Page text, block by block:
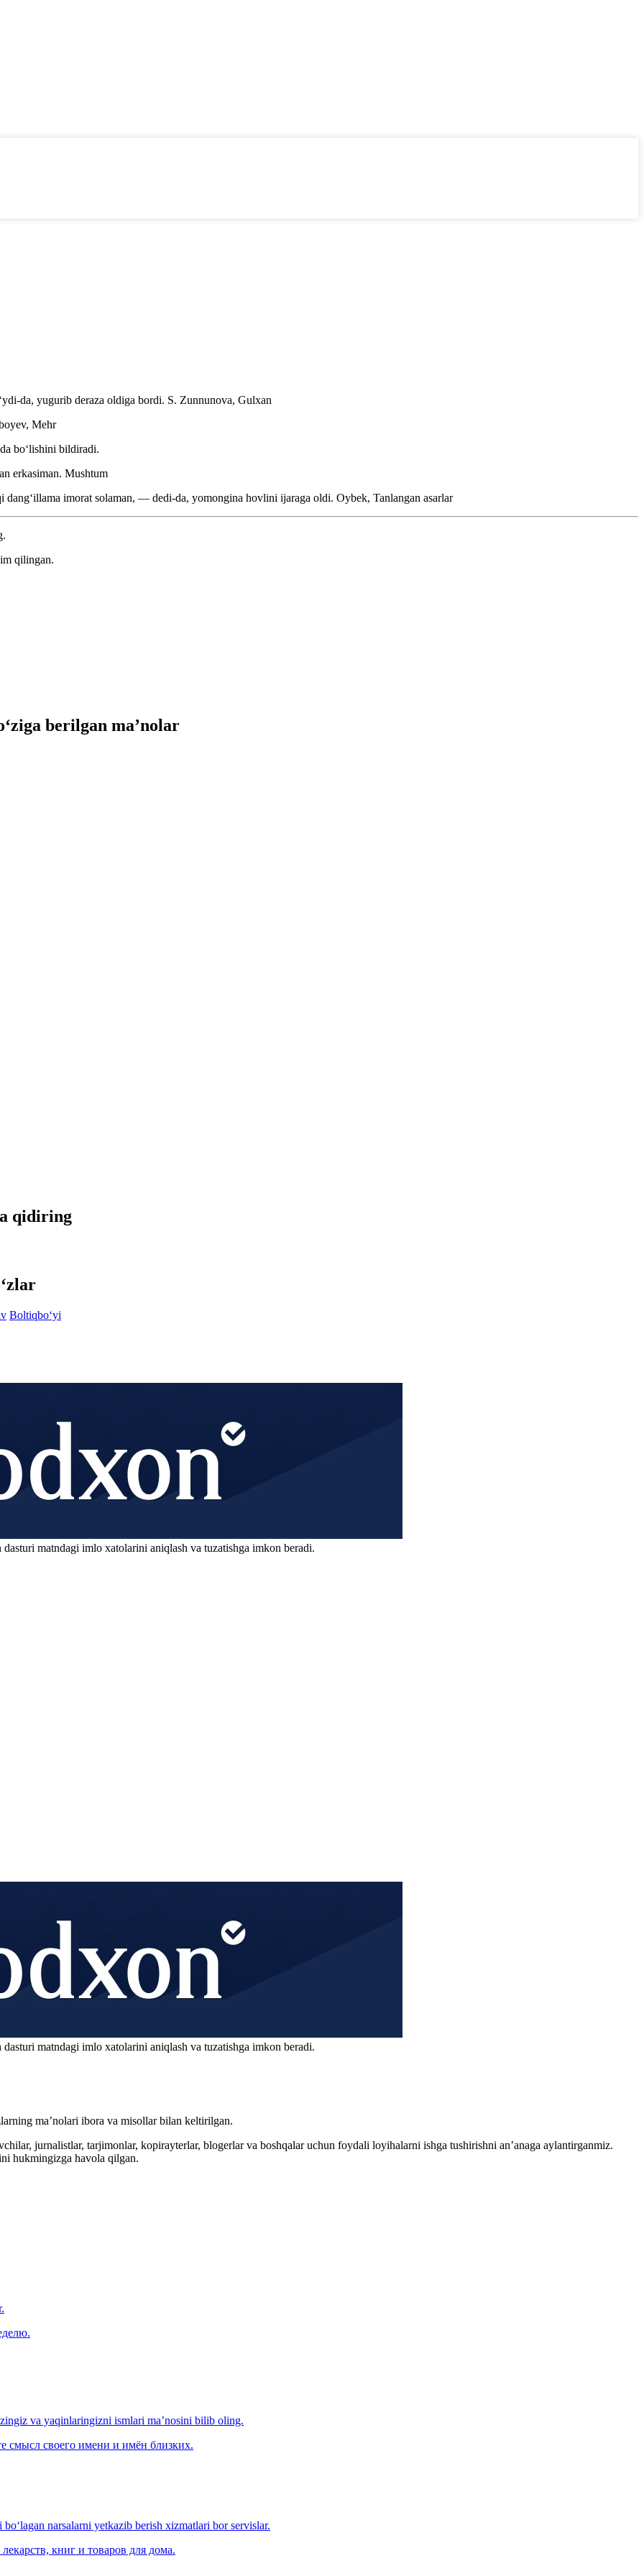
da, yugurib deraza oldiga bordi. S. Zunnunova, Gulxan
Mehr
boʻlishini bildiradi.
erkasiman. Mushtum
imorat solaman, — dedi-da, yomongina hovlini ijaraga oldi. Oybek, Tanlangan asarlar
qilingan.
berilgan ma’nolar
qidiring
Boltiqbo‘yi
matndagi imlo xatolarini aniqlash va tuzatishga imkon beradi.
matndagi imlo xatolarini aniqlash va tuzatishga imkon beradi.
ma’nolari ibora va misollar bilan keltirilgan.
jurnalistlar, tarjimonlar, kopirayterlar, blogerlar va boshqalar uchun foydali loyihalarni ishga tushirishni an’anaga aylantirganmiz.
hukmingizga havola qilgan.
va yaqinlaringizni ismlari ma’nosini bilib oling.
смысл своего имени и имён близких.
narsalarni yetkazib berish xizmatlari bor servislar.
книг и товаров для дома.